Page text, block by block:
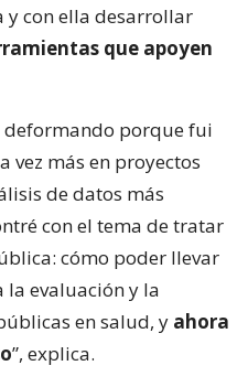
y con ella desarrollar
que apoyen
deformando porque fui
vez más en proyectos
de datos más
con el tema de tratar
cómo poder llevar
la evaluación y la
en salud, y ahora
”, explica.